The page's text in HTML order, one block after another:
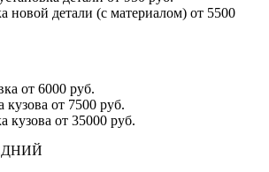
новой детали (с материалом) от 5500
от 6000 руб.
кузова от 7500 руб.
кузова от 35000 руб.